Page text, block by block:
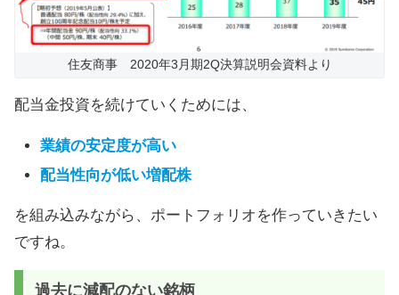
住友商事 2020年3月期2Q決算説明会資料より
配当金投資を続けていくためには、
業績の安定度が高い
配当性向が低い増配株
を組み込みながら、ポートフォリオを作っていきたい
ですね。
過去に減配のない銘柄